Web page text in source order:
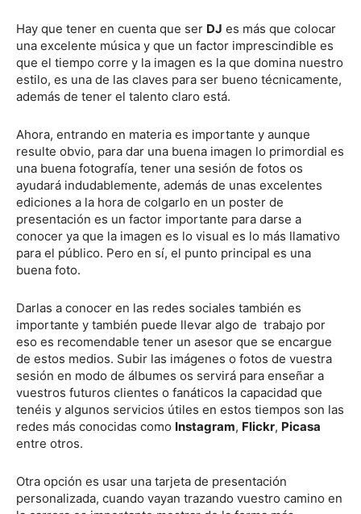
Hay que tener en cuenta que ser DJ es más que colocar
una excelente música y que un factor imprescindible es
que el tiempo corre y la imagen es la que domina nuestro
estilo, es una de las claves para ser bueno técnicamente,
además de tener el talento claro está.
Ahora, entrando en materia es importante y aunque
resulte obvio, para dar una buena imagen lo primordial es
una buena fotografía, tener una sesión de fotos os
ayudará indudablemente, además de unas excelentes
ediciones a la hora de colgarlo en un poster de
presentación es un factor importante para darse a
conocer ya que la imagen es lo visual es lo más llamativo
para el público. Pero en sí, el punto principal es una
buena foto.
Darlas a conocer en las redes sociales también es
importante y también puede llevar algo de trabajo por
eso es recomendable tener un asesor que se encargue
de estos medios. Subir las imágenes o fotos de vuestra
sesión en modo de álbumes os servirá para enseñar a
vuestros futuros clientes o fanáticos la capacidad que
tenéis y algunos servicios útiles en estos tiempos son las
redes más conocidas como Instagram, Flickr, Picasa
entre otros.
Otra opción es usar una tarjeta de presentación
personalizada, cuando vayan trazando vuestro camino en